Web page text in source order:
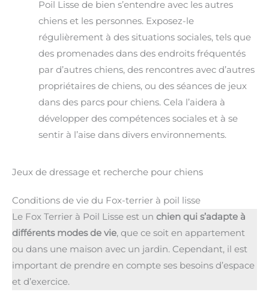
Poil Lisse de bien s’entendre avec les autres
chiens et les personnes. Exposez-le
régulièrement à des situations sociales, tels que
des promenades dans des endroits fréquentés
par d’autres chiens, des rencontres avec d’autres
propriétaires de chiens, ou des séances de jeux
dans des parcs pour chiens. Cela l’aidera à
développer des compétences sociales et à se
sentir à l’aise dans divers environnements.
Jeux de dressage et recherche pour chiens
Conditions de vie du Fox-terrier à poil lisse
Le Fox Terrier à Poil Lisse est un chien qui s’adapte à
différents modes de vie, que ce soit en appartement
ou dans une maison avec un jardin. Cependant, il est
important de prendre en compte ses besoins d’espace
et d’exercice.